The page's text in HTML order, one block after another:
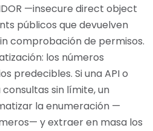
—insecure direct object
públicos que devuelven
comprobación de permisos.
los números
predecibles. Si una API o
sin límite, un
la enumeración —
y extraer en masa los